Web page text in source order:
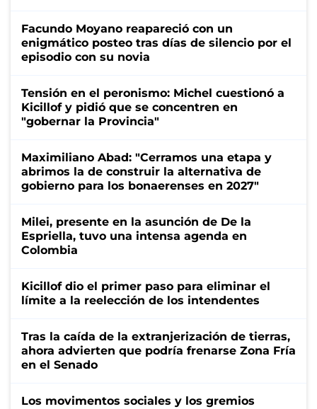
Facundo Moyano reapareció con un
enigmático posteo tras días de silencio por el
episodio con su novia
Tensión en el peronismo: Michel cuestionó a
Kicillof y pidió que se concentren en
"gobernar la Provincia"
Maximiliano Abad: "Cerramos una etapa y
abrimos la de construir la alternativa de
gobierno para los bonaerenses en 2027"
Milei, presente en la asunción de De la
Espriella, tuvo una intensa agenda en
Colombia
Kicillof dio el primer paso para eliminar el
límite a la reelección de los intendentes
Tras la caída de la extranjerización de tierras,
ahora advierten que podría frenarse Zona Fría
en el Senado
Los movimentos sociales y los gremios